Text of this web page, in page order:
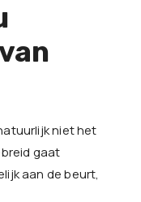
niet het
gaat
aan de beurt,